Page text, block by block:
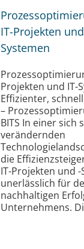
IT-Projekten
Systemen
Projekten und IT-
Effizienter,
–
BITS In einer sich
verändernden
die
IT-Projekten und -
unerlässlich für
nachhaltigen
Unternehmens.